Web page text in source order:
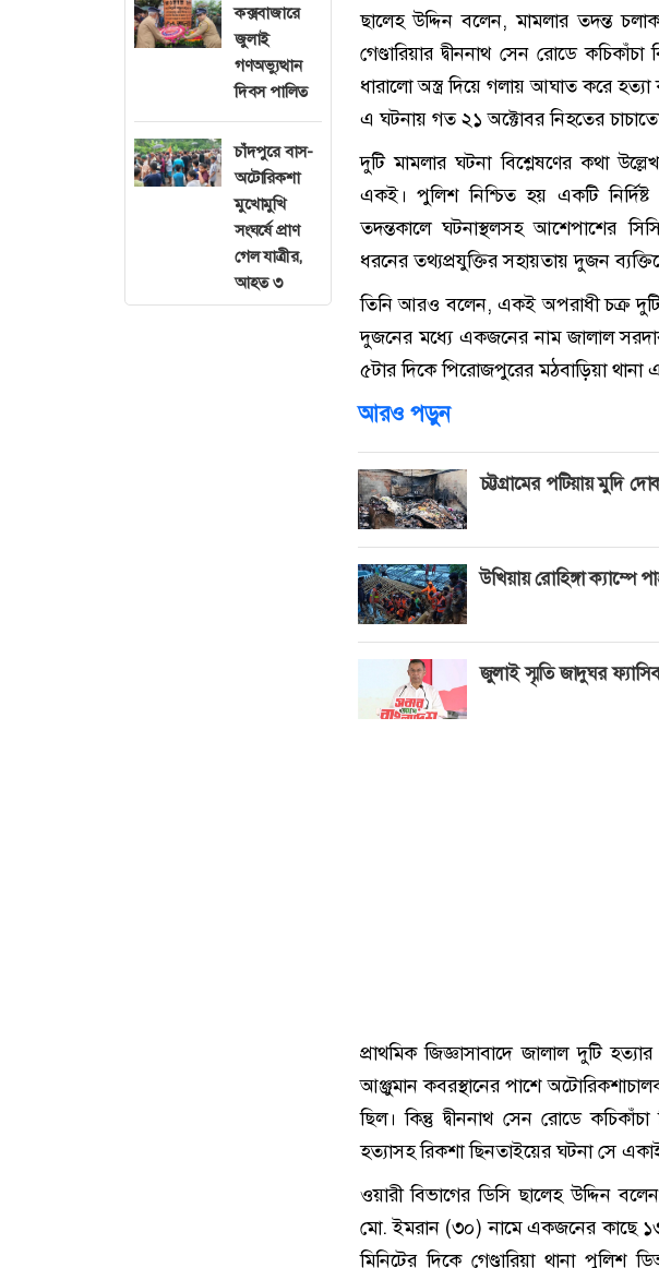
কক্সবাজারে
জুলাই
গণঅভ্যুত্থান
দিবস পালিত
চাঁদপুরে বাস-
অটোরিকশা
মুখোমুখি
সংঘর্ষে প্রাণ
গেল যাত্রীর,
আহত ৩
ছালেহ উদ্দিন বলেন, মামলার তদন্ত
গেণ্ডারিয়ার দ্বীননাথ সেন রোডে
ধারালো অস্ত্র দিয়ে গলায় আঘাত করে
এ ঘটনায় গত ২১ অক্টোবর নিহতের
দুটি মামলার ঘটনা বিশ্লেষণের কথা
একই। পুলিশ নিশ্চিত হয় একটি
তদন্তকালে ঘটনাস্থলসহ আশেপাশের
ধরনের তথ্যপ্রযুক্তির সহায়তায় দুজন
তিনি আরও বলেন, একই অপরাধী চক্র দুটি
দুজনের মধ্যে একজনের নাম জালাল
৫টার দিকে পিরোজপুরের মঠবাড়িয়া থানা
আরও পড়ুন
চট্টগ্রামের পটিয়ায় মুদি
উখিয়ায় রোহিঙ্গা ক্যাম্পে
জুলাই স্মৃতি জাদুঘর
প্রাথমিক জিজ্ঞাসাবাদে জালাল দুটি
আঞ্জুমান কবরস্থানের পাশে
ছিল। কিন্তু দ্বীননাথ সেন রোডে
হত্যাসহ রিকশা ছিনতাইয়ের ঘটনা সে
ওয়ারী বিভাগের ডিসি ছালেহ উদ্দিন
মো. ইমরান (৩০) নামে একজনের কাছে ১৩
মিনিটের দিকে গেণ্ডারিয়া থানা